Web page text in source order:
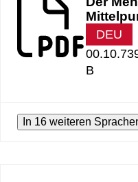
DEU
B
In 16 weiteren